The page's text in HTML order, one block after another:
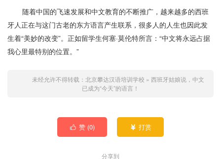
随着中国的飞速发展和中文教育的不断推广，越来越多的西班
牙人正在与这门古老的东方语言产生联系，很多人的人生也因此发
生着“美妙的改变”。正如留学生何塞·莫伦特所言：“中文将永远占据
我心里最特别的位置。”
未经允许不得转载： 北京攀达汉语培训学校 » 西班牙姑娘说，中文
已成为“今天”的语言！
 赞 (0)  打赏
分享到